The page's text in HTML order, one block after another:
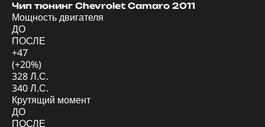
Чип тюнинг Chevrolet Camaro 2011
Мощность двигателя
ДО
ПОСЛЕ
+47
(+20%)
328 Л.С.
340 Л.С.
Крутящий момент
ДО
ПОСЛЕ